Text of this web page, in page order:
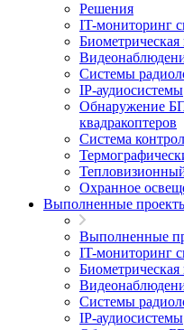
Решения
IT-мониторинг
Биометрическая
Системы
IP-аудиосистемы
Обнаружение
квадракоптеров
Система
Охранное
Выполненные
Выполненные
IT-мониторинг
Биометрическая
Системы
IP-аудиосистемы